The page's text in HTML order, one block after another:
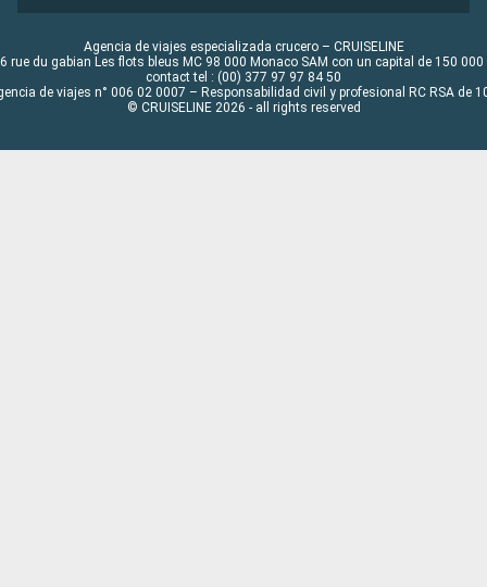
Agencia de viajes especializada crucero – CRUISELINE
rue du gabian Les flots bleus MC 98 000 Monaco SAM con un capital de 150 000
contact tel : (00) 377 97 97 84 50
de viajes n° 006 02 0007 – Responsabilidad civil y profesional RC RSA de
© CRUISELINE 2026 - all rights reserved